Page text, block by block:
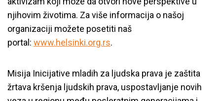
njihovim životima. Za više informacija o našoj
organizaciji možete posetiti naš
portal: www.helsinki.org.rs.
Misija Inicijative mladih za ljudska prava je zaštita
žrtava kršenja ljudskih prava, uspostavljanje novih